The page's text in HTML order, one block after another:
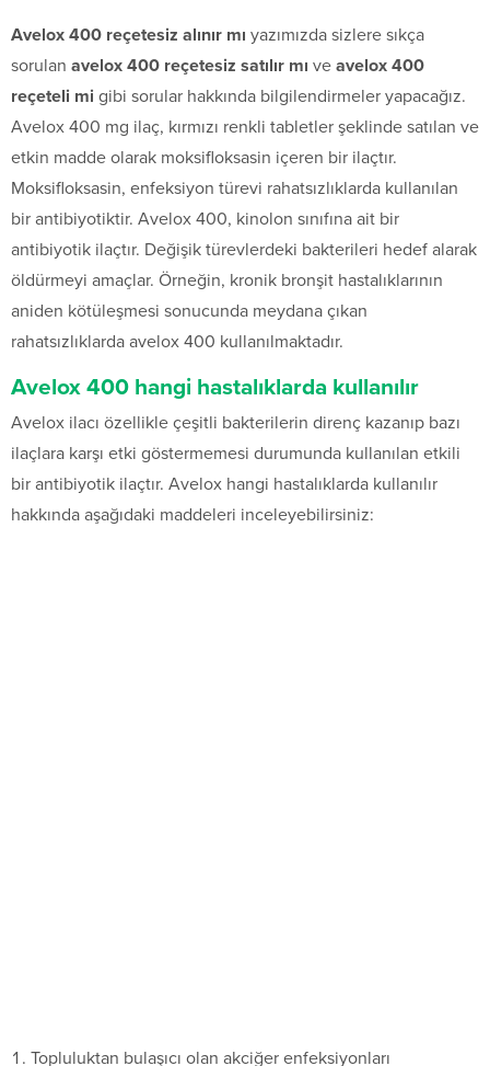
Avelox 400 reçetesiz alınır mı yazımızda sizlere sıkça
sorulan avelox 400 reçetesiz satılır mı ve avelox 400
reçeteli mi gibi sorular hakkında bilgilendirmeler yapacağız.
Avelox 400 mg ilaç, kırmızı renkli tabletler şeklinde satılan ve
etkin madde olarak moksifloksasin içeren bir ilaçtır.
Moksifloksasin, enfeksiyon türevi rahatsızlıklarda kullanılan
bir antibiyotiktir. Avelox 400, kinolon sınıfına ait bir
antibiyotik ilaçtır. Değişik türevlerdeki bakterileri hedef alarak
öldürmeyi amaçlar. Örneğin, kronik bronşit hastalıklarının
aniden kötüleşmesi sonucunda meydana çıkan
rahatsızlıklarda avelox 400 kullanılmaktadır.
Avelox 400 hangi hastalıklarda kullanılır
Avelox ilacı özellikle çeşitli bakterilerin direnç kazanıp bazı
ilaçlara karşı etki göstermemesi durumunda kullanılan etkili
bir antibiyotik ilaçtır. Avelox hangi hastalıklarda kullanılır
hakkında aşağıdaki maddeleri inceleyebilirsiniz:
Topluluktan bulaşıcı olan akciğer enfeksiyonları